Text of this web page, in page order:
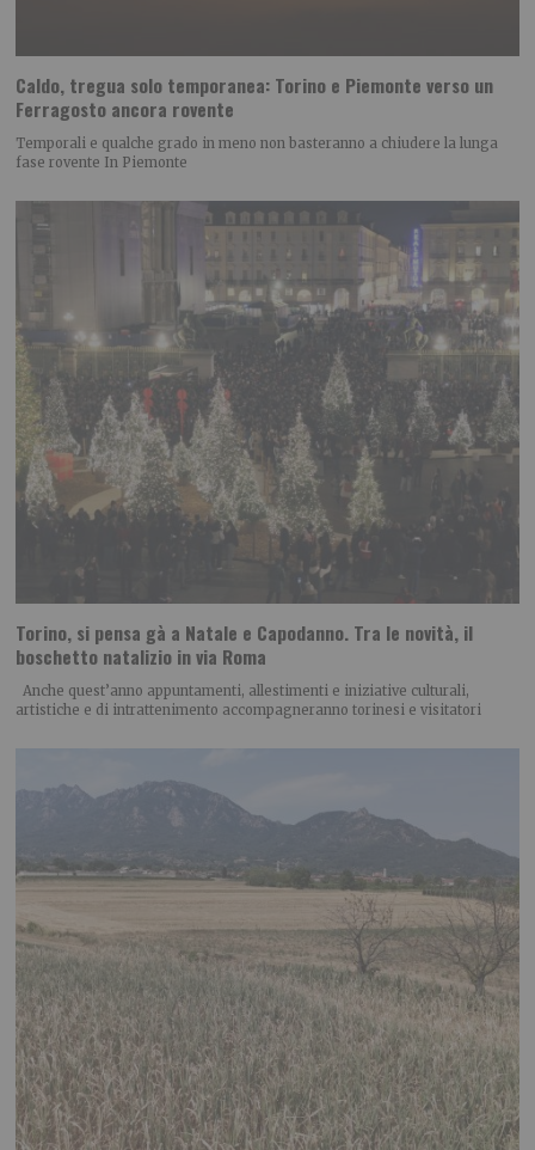
Caldo, tregua solo temporanea: Torino e Piemonte verso un
Ferragosto ancora rovente
Temporali e qualche grado in meno non basteranno a chiudere la lunga
fase rovente In Piemonte
Torino, si pensa gà a Natale e Capodanno. Tra le novità, il
boschetto natalizio in via Roma
Anche quest’anno appuntamenti, allestimenti e iniziative culturali,
artistiche e di intrattenimento accompagneranno torinesi e visitatori